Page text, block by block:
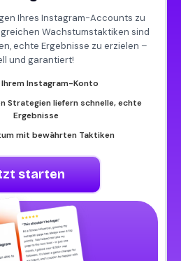
Ihres Instagram-Accounts zu
Wachstumstaktiken sind
echte Ergebnisse zu erzielen –
und garantiert!
Instagram-Konto
Strategien liefern schnelle, echte
Ergebnisse
mit bewährten Taktiken
starten